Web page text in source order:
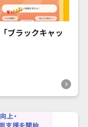
ブラックキャッ